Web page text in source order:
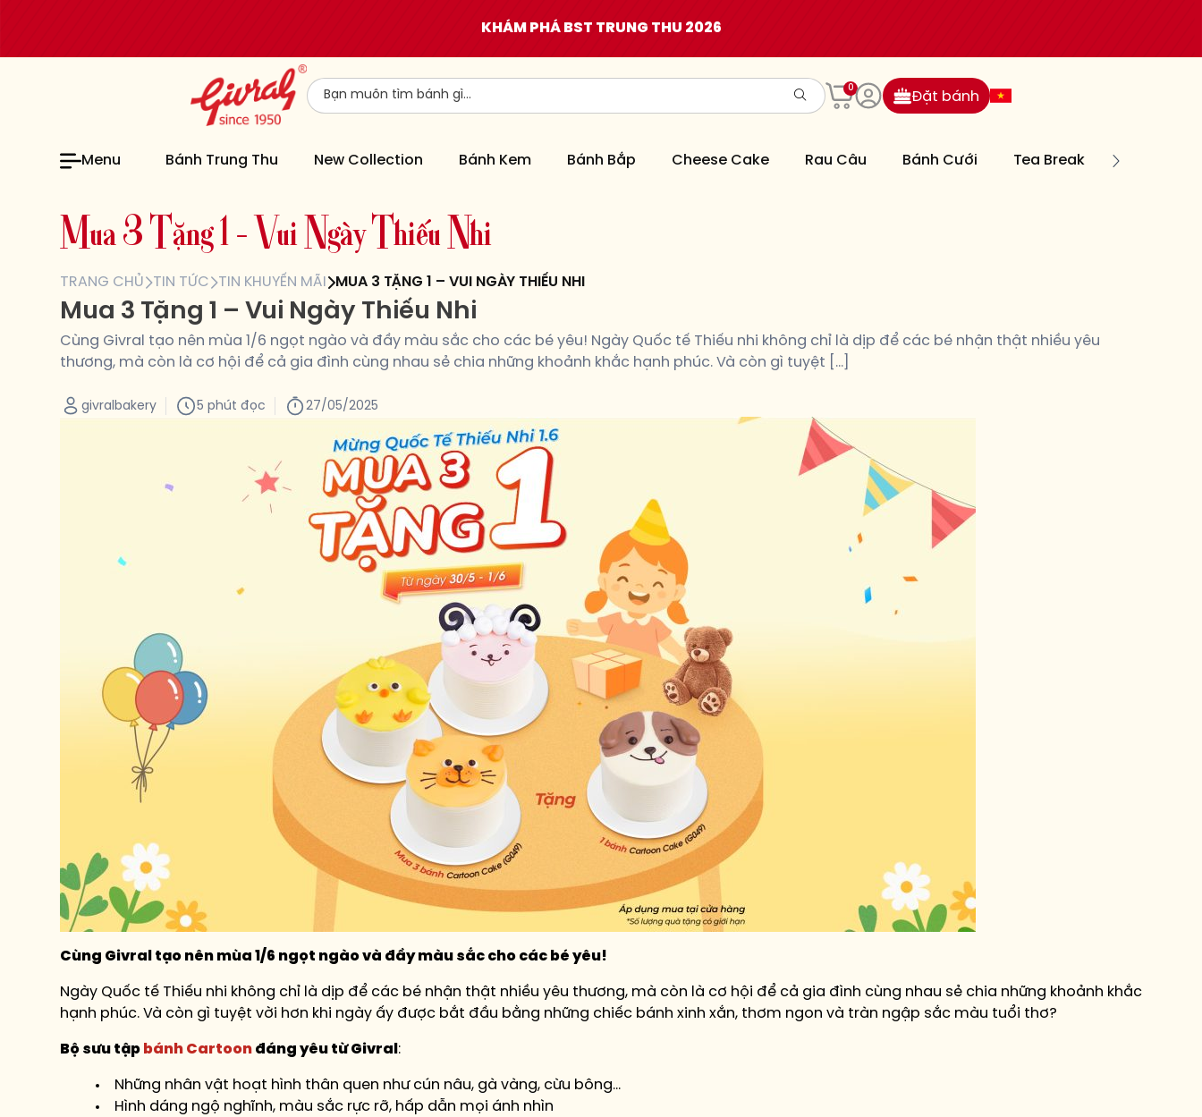
KHÁM PHÁ BST TRUNG THU 2026
0
Đặt bánh
Menu Bánh Trung Thu New Collection Bánh Kem Bánh Bắp Cheese Cake Rau Câu Bánh Cưới Tea Break
M ua 3 ặng 1 – Vui Ngày Thiếu Nhi
TRANG CHỦ TIN TỨC TIN KHUYẾN MÃI MUA 3 TẶNG 1 – VUI NGÀY THIẾU NHI
Mua 3 Tặng 1 – Vui Ngày Thiếu Nhi
Cùng Givral tạo nên mùa 1/6 ngọt ngào và đầy màu sắc cho các bé yêu! Ngày Quốc tế Thiếu nhi không chỉ là dịp để các bé nhận thật nhiều yêu
thương, mà còn là cơ hội để cả gia đình cùng nhau sẻ chia những khoảnh khắc hạnh phúc. Và còn gì tuyệt […]
givralbakery 5 phút đọc 27/05/2025
Cùng Givral tạo nên mùa 1/6 ngọt ngào và đầy màu sắc cho các bé yêu!
Ngày Quốc tế Thiếu nhi không chỉ là dịp để các bé nhận thật nhiều yêu thương, mà còn là cơ hội để cả gia đình cùng nhau sẻ chia những khoảnh khắc
hạnh phúc. Và còn gì tuyệt vời hơn khi ngày ấy được bắt đầu bằng những chiếc bánh xinh xắn, thơm ngon và tràn ngập sắc màu tuổi thơ?
Bộ sưu tập bánh Cartoon đáng yêu từ Givral :
Những nhân vật hoạt hình thân quen như cún nâu, gà vàng, cừu bông…
Hình dáng ngộ nghĩnh, màu sắc rực rỡ, hấp dẫn mọi ánh nhìn